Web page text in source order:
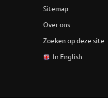
Sitemap
Over ons
Zoeken op deze site
In English